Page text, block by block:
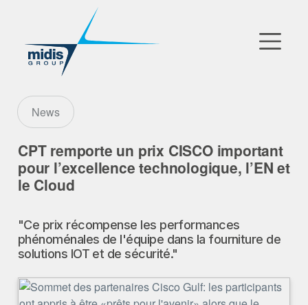
Go to Market
Partenaires Technologiques
Notre Entreprise
▼
FR | EN | AR
News
CPT remporte un prix CISCO important
pour l’excellence technologique, l’EN et
le Cloud
"Ce prix récompense les performances
phénoménales de l'équipe dans la fourniture de
solutions IOT et de sécurité."